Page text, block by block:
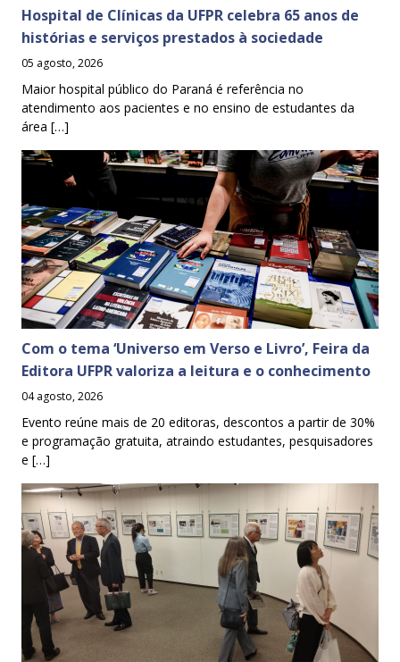
Hospital de Clínicas da UFPR celebra 65 anos de
histórias e serviços prestados à sociedade
05 agosto, 2026
Maior hospital público do Paraná é referência no
atendimento aos pacientes e no ensino de estudantes da
área […]
Com o tema ‘Universo em Verso e Livro’, Feira da
Editora UFPR valoriza a leitura e o conhecimento
04 agosto, 2026
Evento reúne mais de 20 editoras, descontos a partir de 30%
e programação gratuita, atraindo estudantes, pesquisadores
e […]